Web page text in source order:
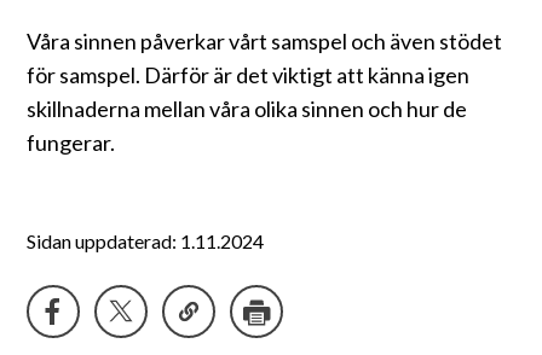
Bildverktyg
In English
Våra sinnen påverkar vårt samspel och även stödet
för samspel. Därför är det viktigt att känna igen
skillnaderna mellan våra olika sinnen och hur de
fungerar.
Sidan uppdaterad: 1.11.2024